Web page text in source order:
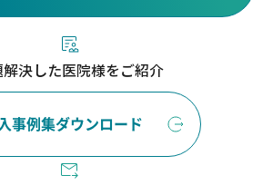
解決した医院様をご紹介
事例集ダウンロード